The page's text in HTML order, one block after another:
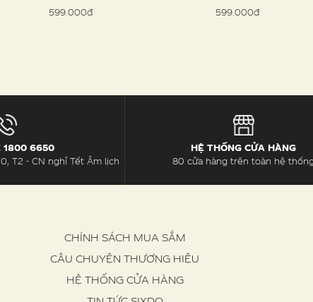
599.000đ
599.000đ
1800 6650
T2 - CN nghỉ Tết Âm lịch
HỆ THỐNG CỬA HÀNG
80 cửa hàng trên toàn hệ
CHÍNH SÁCH MUA SẮM
CÂU CHUYỆN THƯƠNG HIỆU
HỆ THỐNG CỬA HÀNG